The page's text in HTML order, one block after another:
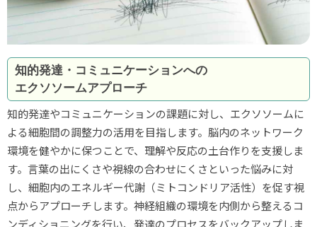
知的発達・コミュニケーションへの
エクソソームアプローチ
知的発達やコミュニケーションの課題に対し、エクソソームに
よる細胞間の調整力の活用を目指します。脳内のネットワーク
環境を健やかに保つことで、理解や反応の土台作りを支援しま
す。言葉の出にくさや視線の合わせにくさといった悩みに対
し、細胞内のエネルギー代謝（ミトコンドリア活性）を促す視
点からアプローチします。神経組織の環境を内側から整えるコ
ンディショニングを行い、発達のプロセスをバックアップしま